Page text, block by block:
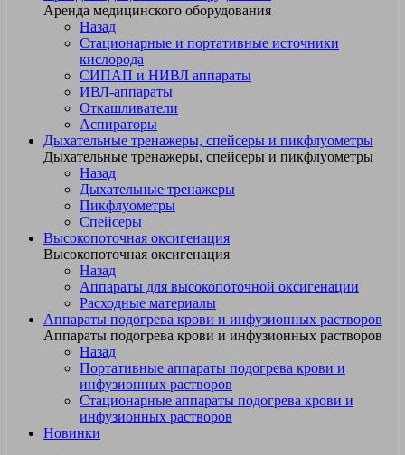
Аренда медицинского оборудования
Назад
Стационарные и портативные источники
кислорода
СИПАП и НИВЛ аппараты
ИВЛ-аппараты
Откашливатели
Аспираторы
Дыхательные тренажеры, спейсеры и пикфлуометры
Дыхательные тренажеры, спейсеры и пикфлуометры
Назад
Дыхательные тренажеры
Пикфлуометры
Спейсеры
Высокопоточная оксигенация
Высокопоточная оксигенация
Назад
Аппараты для высокопоточной оксигенации
Расходные материалы
Аппараты подогрева крови и инфузионных растворов
Аппараты подогрева крови и инфузионных растворов
Назад
Портативные аппараты подогрева крови и
инфузионных растворов
Стационарные аппараты подогрева крови и
инфузионных растворов
Новинки